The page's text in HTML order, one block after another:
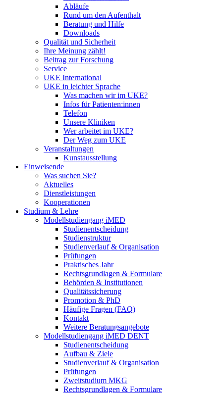
Abläufe
Rund um den Aufenthalt
Beratung und Hilfe
Downloads
Qualität und Sicherheit
Ihre Meinung zählt!
Beitrag zur Forschung
Service
UKE International
UKE in leichter Sprache
Was machen wir im UKE?
Infos für Patienten:innen
Telefon
Unsere Kliniken
Wer arbeitet im UKE?
Der Weg zum UKE
Veranstaltungen
Kunstausstellung
Einweisende
Was suchen Sie?
Aktuelles
Dienstleistungen
Kooperationen
Studium & Lehre
Modellstudiengang iMED
Studienentscheidung
Studienstruktur
Studienverlauf & Organisation
Prüfungen
Praktisches Jahr
Rechtsgrundlagen & Formulare
Behörden & Institutionen
Qualitätssicherung
Promotion & PhD
Häufige Fragen (FAQ)
Kontakt
Weitere Beratungsangebote
Modellstudiengang iMED DENT
Studienentscheidung
Aufbau & Ziele
Studienverlauf & Organisation
Prüfungen
Zweitstudium MKG
Rechtsgrundlagen & Formulare